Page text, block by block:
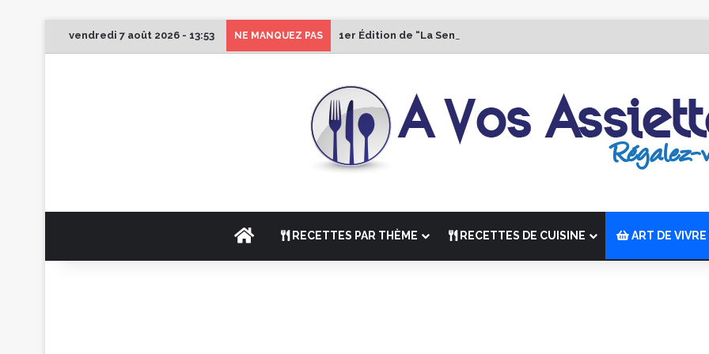
vendredi 7 août 2026 - 13:53 NE MANQUEZ PAS 1er Édition de “La Semaine des Chefs” du 19 au 24 octobre 2026
ACCUEILRECETTES PAR THÈME RECETTES DE CUISINE ART DE VIVRE